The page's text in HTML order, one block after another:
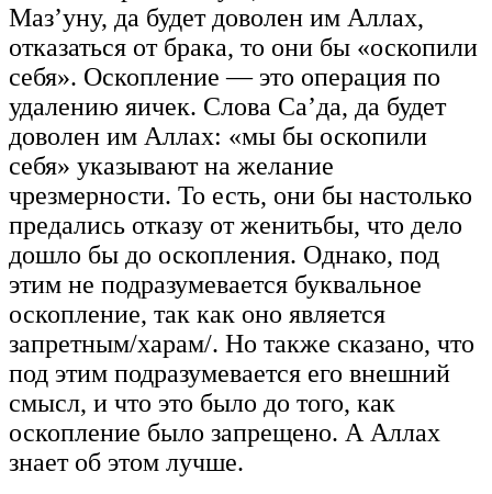
Маз’уну, да будет доволен им Аллах,
отказаться от брака, то они бы «оскопили
себя». Оскопление — это операция по
удалению яичек. Слова Са’да, да будет
доволен им Аллах: «мы бы оскопили
себя» указывают на желание
чрезмерности. То есть, они бы настолько
предались отказу от женитьбы, что дело
дошло бы до оскопления. Однако, под
этим не подразумевается буквальное
оскопление, так как оно является
запретным/харам/. Но также сказано, что
под этим подразумевается его внешний
смысл, и что это было до того, как
оскопление было запрещено. А Аллах
знает об этом лучше.